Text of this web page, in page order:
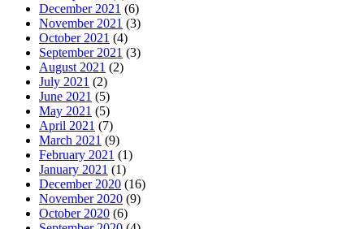
December 2021 (6)
November 2021 (3)
October 2021 (4)
September 2021 (3)
August 2021 (2)
July 2021 (2)
June 2021 (5)
May 2021 (5)
April 2021 (7)
March 2021 (9)
February 2021 (1)
January 2021 (1)
December 2020 (16)
November 2020 (9)
October 2020 (6)